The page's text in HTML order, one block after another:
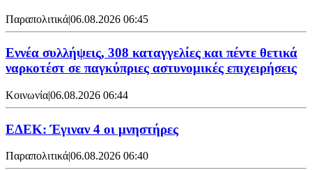
Παραπολιτικά|06.08.2026 06:45
Εννέα συλλήψεις, 308 καταγγελίες και πέντε θετικά
ναρκοτέστ σε παγκύπριες αστυνομικές επιχειρήσεις
Κοινωνία|06.08.2026 06:44
ΕΔΕΚ: Έγιναν 4 οι μνηστήρες
Παραπολιτικά|06.08.2026 06:40